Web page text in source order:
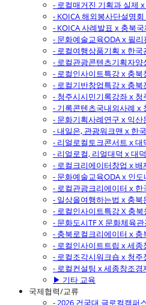
- 로컬매거진 기획과 실제
- KOICA 해외봉사단설명
- KOICA 사례발표 x 충북
- 문화예술교육ODA x 필
- 로컬여행상품기획 x 한국
- 로컬관광콘텐츠기획자
- 로컬인사이트특강 x 충북
- 로컬기반창업특강 x 충북
- 청주시시민기록강좌 x 청
- 기록콘텐츠국내외사례 x
- 문화기획사례연구 x 익산
- 내일은, 관광워크맨 x 한
- 리얼로컬토크콘서트 x
- 리얼로컬, 리얼대덕 x 대
- 로컬크리에이터창업 x 배
- 문화예술교육ODA x 인
- 로컬관광크리에이터 x 한
- 일상을여행하는법 x 충북
- 로컬인사이트특강 X 충
- 문화도시TF X 문화체육
- 충북로컬크리에이터 x
- 로컬인사이트트립 x 세종
- 로컬조각시워크숍 x 청주
- 로컬컨설팅 x 세종창조경
▶ 기타 교육
국제협력/교류
- 2026 건국대 글로컬캠퍼